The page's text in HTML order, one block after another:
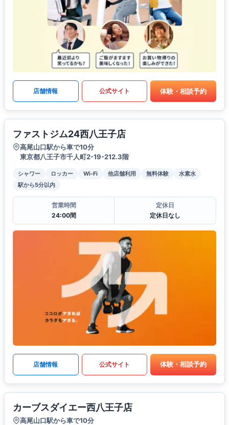
店舗情報 公式サイト 体験・相談予約
ファストジム24西八王子店
高尾山口駅から車で10分
東京都八王子市千人町2-19-212.3階
シャワー ロッカー Wi-Fi 他店舗利用 無料体験
水素水
駅から5分以内
営業時間
24:00間
定休日
定休日なし
店舗情報 公式サイト 体験・相談予約
カーブスダイエー西八王子店
高尾山口駅から車で10分